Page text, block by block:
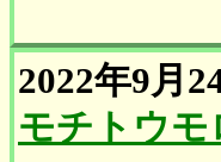
2022年9月
モチトウ